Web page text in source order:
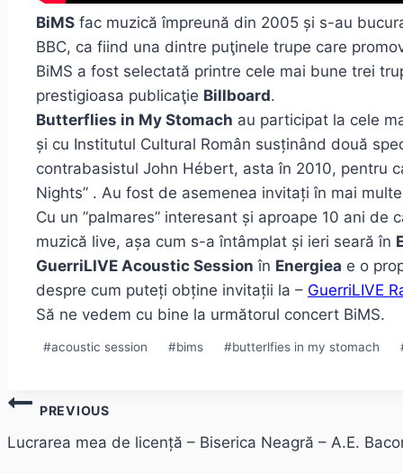
BiMS fac muzică împreună din 2005 și s-au
BBC, ca fiind una dintre puţinele trupe care
BiMS a fost selectată printre cele mai bune trei
prestigioasa publicaţie Billboard.
Butterflies in My Stomach au participat la cele
și cu Institutul Cultural Român susținând două
contrabasistul John Hébert, asta în 2010, pentru
Nights” . Au fost de asemenea invitați în mai
Cu un ”palmares” interesant și aproape 10 ani de
muzică live, așa cum s-a întâmplat și ieri seară în
GuerriLIVE Acoustic Session în Energiea e o
despre cum puteți obține invitații la – GuerriLIVE
Să ne vedem cu bine la următorul concert BiMS.
#acoustic session #bims #butterlfies in my stomach
Post
navigation
PREVIOUS
Lucrarea mea de licență – Biserica Neagră – A.E.